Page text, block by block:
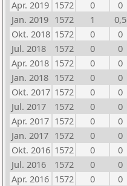
Apr. 2019 1572 0
0
Jan. 2019 1572 1
0,5
Okt. 2018 1572 0
0
Jul. 2018
1572 0
0
Apr. 2018 1572 0
0
Jan. 2018 1572 0
0
Okt. 2017 1572 0
0
Jul. 2017
1572 0
0
Apr. 2017 1572 0
0
Jan. 2017 1572 0
0
Okt. 2016 1572 0
0
Jul. 2016
1572 0
0
Apr. 2016 1572 0
0